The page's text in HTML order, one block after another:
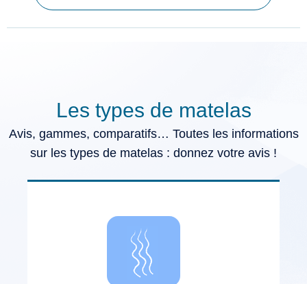
Les types de matelas
Avis, gammes, comparatifs… Toutes les informations
sur les types de matelas : donnez votre avis !